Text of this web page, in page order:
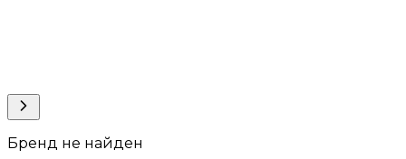
Бренд не найден